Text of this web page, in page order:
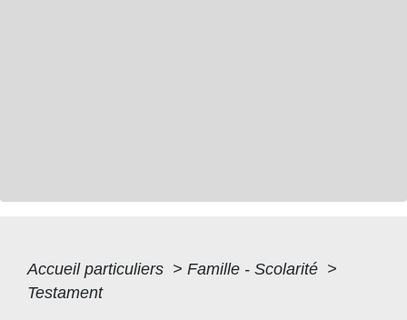
Accueil particuliers > Famille - Scolarité >
Testament